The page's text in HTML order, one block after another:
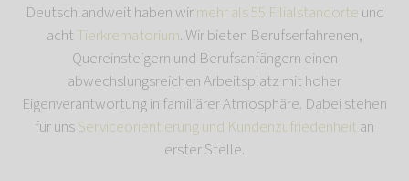
Deutschlandweit haben wirmehr als 55 Filialstandorte und
acht Tierkrematorium. Wir bieten Berufserfahrenen,
Quereinsteigern und Berufsanfängern einen
abwechslungsreichen Arbeitsplatz mit hoher
Eigenverantwortung in familiärer Atmosphäre. Dabei stehen
für unsServiceorientierung und Kundenzufriedenheit an
erster Stelle.